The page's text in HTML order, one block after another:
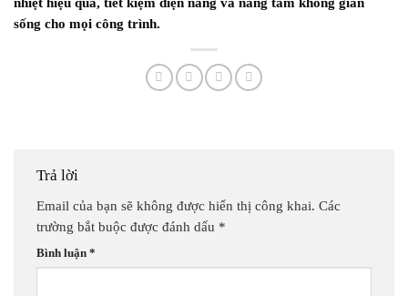
sống cho mọi công trình.
Trả lời
Email của bạn sẽ không được hiển thị công khai. Các
trường bắt buộc được đánh dấu *
Bình luận *